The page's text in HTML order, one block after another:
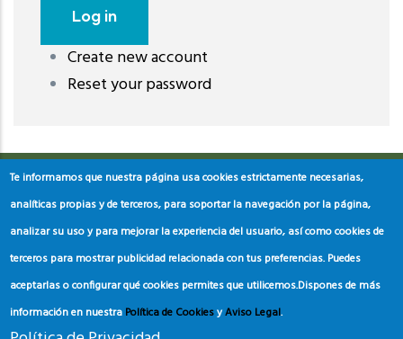
Create new account
Reset your password
레딧 다운로드coloring pages printable
download
Te informamos que nuestra página usa cookies estrictamente necesarias,
analíticas propias y de terceros, para soportar la navegación por la página,
analizar su uso y para mejorar la experiencia del usuario, así como cookies de
terceros para mostrar publicidad relacionada con tus preferencias. Puedes
aceptarlas o configurar qué cookies permites que utilicemos.Dispones de más
información en nuestra Política de CookiesyAviso Legal.